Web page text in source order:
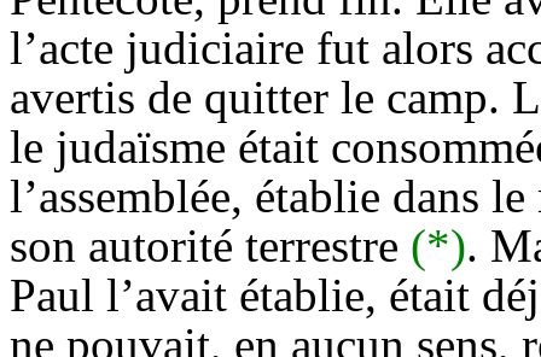
l’acte judiciaire fut alors
avertis de quitter le camp.
le judaïsme était
l’assemblée, établie dans
son autorité terrestre (*).
Paul l’avait établie, était
ne pouvait, en aucun sens,